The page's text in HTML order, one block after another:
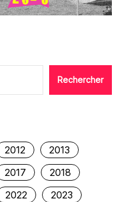
Rechercher
2012
2013
2017
2018
2022
2023